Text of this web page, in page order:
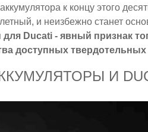
к концу этого
и неизбежно станет
Ducati - явный признак
доступных твердотельных
И